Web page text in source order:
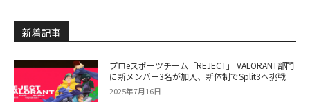
新着記事
プロeスポーツチーム「REJECT」 VALORANT部門
に新メンバー3名が加入、新体制でSplit3へ挑戦
2025年7月16日